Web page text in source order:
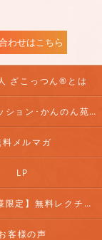
わせはこちら
ざこっつん®とは
骨盤矯正クッション･かんのん苑の評判
料メルマガ
LP
【ご購入者様限定】無料レクチャー
客様の声